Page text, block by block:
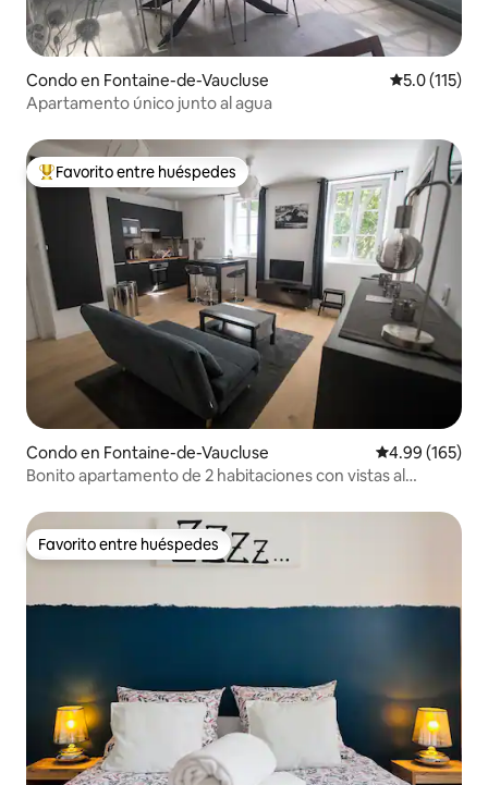
Condo en Fontaine-de-Vaucluse Calificación
5.0 (115)
Apartamento único junto al agua
Favorito entre huéspedes preferido
Favorito entre huéspedes
Condo en Fontaine-de-Vaucluse Calificación
4.99 (165)
Bonito apartamento de 2 habitaciones con vistas al
Favorito entre huéspedes
Favorito entre huéspedes